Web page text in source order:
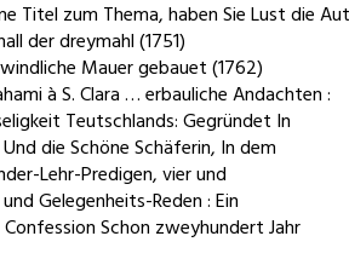
Titel zum Thema, haben Sie Lust die
der dreymahl (1751)
Mauer gebauet (1762)
à S. Clara … erbauliche Andachten :
Teutschlands: Gegründet In
die Schöne Schäferin, In dem
Lehr-Predigen, vier und
Gelegenheits-Reden : Ein
Schon zweyhundert Jahr